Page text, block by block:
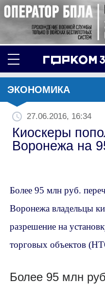
ЭКОНОМИКА
27.06.2016, 16:34
Киоскеры
Воронежа на
Более 95 млн руб.
Воронежа владельцы
разрешение на
торговых объектов
Более 95 млн